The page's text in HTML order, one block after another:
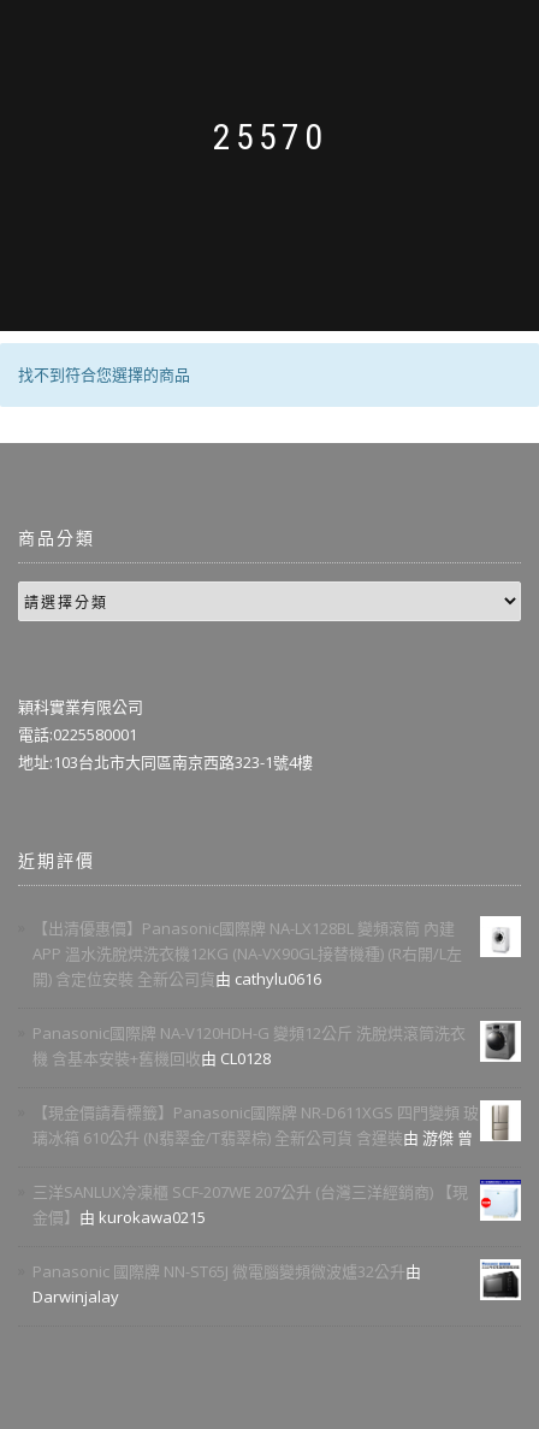
25570
找不到符合您選擇的商品
商品分類
穎科實業有限公司
電話:0225580001
地址:103台北市大同區南京西路323-1號4樓
近期評價
【出清優惠價】Panasonic國際牌 NA-LX128BL 變頻滾筒 內建
APP 溫水洗脫烘洗衣機12KG (NA-VX90GL接替機種) (R右開/L左
開) 含定位安裝 全新公司貨由 cathylu0616
Panasonic國際牌 NA-V120HDH-G 變頻12公斤 洗脫烘滾筒洗衣
機 含基本安裝+舊機回收由 CL0128
【現金價請看標籤】Panasonic國際牌 NR-D611XGS 四門變頻 玻
璃冰箱 610公升 (N翡翠金/T翡翠棕) 全新公司貨 含運裝由 游傑 曾
三洋SANLUX冷凍櫃 SCF-207WE 207公升 (台灣三洋經銷商) 【現
金價】 由 kurokawa0215
Panasonic 國際牌 NN-ST65J 微電腦變頻微波爐32公升由
Darwinjalay